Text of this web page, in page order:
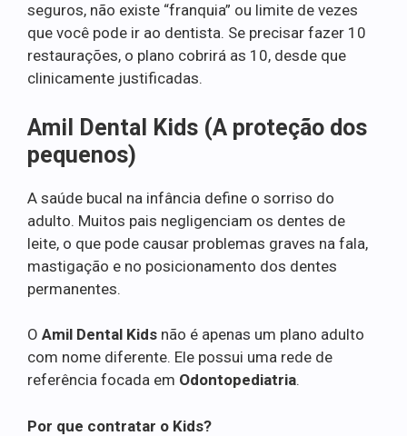
seguros, não existe “franquia” ou limite de vezes
que você pode ir ao dentista. Se precisar fazer 10
restaurações, o plano cobrirá as 10, desde que
clinicamente justificadas.
Amil Dental Kids (A proteção dos
pequenos)
A saúde bucal na infância define o sorriso do
adulto. Muitos pais negligenciam os dentes de
leite, o que pode causar problemas graves na fala,
mastigação e no posicionamento dos dentes
permanentes.
O Amil Dental Kids não é apenas um plano adulto
com nome diferente. Ele possui uma rede de
referência focada em Odontopediatria.
Por que contratar o Kids?